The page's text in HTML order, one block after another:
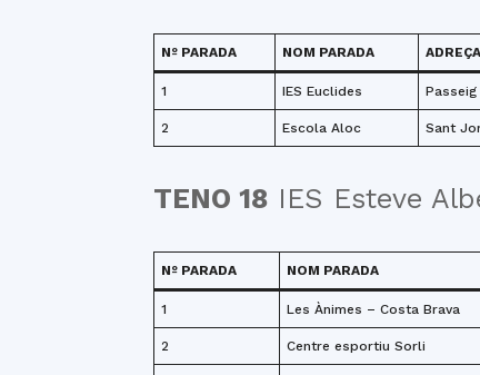
Nº PARADA NOM PARADA
1 IES Euclides
2 Escola Aloc Sant
TENO 18 IES Esteve
Nº PARADA NOM PARADA
1 Les Ànimes – Costa Brava
2 Centre esportiu Sorli